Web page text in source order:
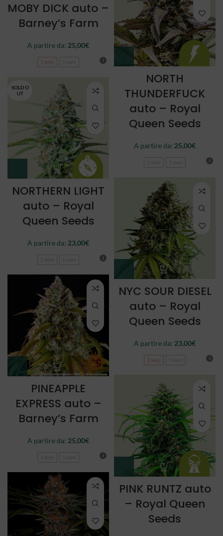
MOBY DICK auto –
Barney’s Farm
A partire da: 25,00€
3 semi
NORTH
THUNDERFUCK
auto – Royal
Queen Seeds
A partire da: 25,00€
SOLD O
UT
NORTHERN LIGHT
auto – Royal
Queen Seeds
A partire da: 23,00€
NYC SOUR DIESEL
auto – Royal
Queen Seeds
A partire da: 23,00€
3 semi
PINEAPPLE
EXPRESS auto –
Barney’s Farm
A partire da: 25,00€
PINK RUNTZ auto
– Royal Queen
Seeds